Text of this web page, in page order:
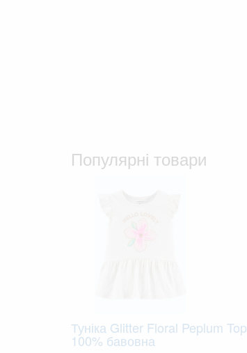
Популярні товари
Туніка Glitter Floral Peplum Top
100% бавовна